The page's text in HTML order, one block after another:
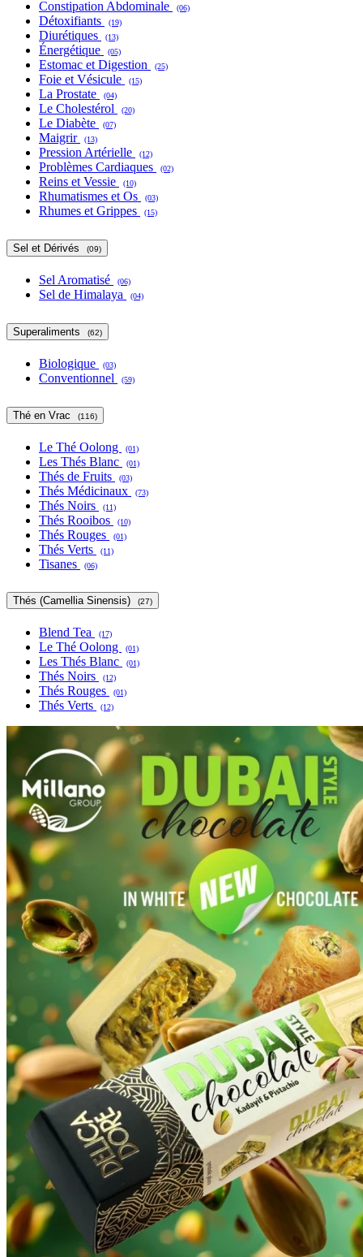
Constipation Abdominale (06)
Détoxifiants (19)
Diurétiques (13)
Énergétique (05)
Estomac et Digestion (25)
Foie et Vésicule (15)
La Prostate (04)
Le Cholestérol (20)
Le Diabète (07)
Maigrir (13)
Pression Artérielle (12)
Problèmes Cardiaques (02)
Reins et Vessie (10)
Rhumatismes et Os (03)
Rhumes et Grippes (15)
Sel et Dérivés (09)
Sel Aromatisé (06)
Sel de Himalaya (04)
Superaliments (62)
Biologique (03)
Conventionnel (59)
Thé en Vrac (116)
Le Thé Oolong (01)
Les Thés Blanc (01)
Thés de Fruits (03)
Thés Médicinaux (73)
Thés Noirs (11)
Thés Rooibos (10)
Thés Rouges (01)
Thés Verts (11)
Tisanes (06)
Thés (Camellia Sinensis) (27)
Blend Tea (17)
Le Thé Oolong (01)
Les Thés Blanc (01)
Thés Noirs (12)
Thés Rouges (01)
Thés Verts (12)